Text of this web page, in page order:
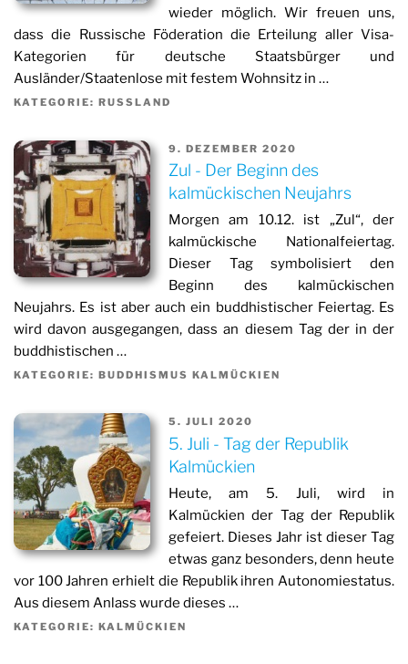
wieder möglich. Wir freuen uns,
dass die Russische Föderation die Erteilung aller Visa-
Kategorien für deutsche Staatsbürger und
Ausländer/Staatenlose mit festem Wohnsitz in …
KATEGORIE: RUSSLAND
9. DEZEMBER 2020
Zul - Der Beginn des
kalmückischen Neujahrs
Morgen am 10.12. ist „Zul“, der
kalmückische Nationalfeiertag.
Dieser Tag symbolisiert den
Beginn des kalmückischen
Neujahrs. Es ist aber auch ein buddhistischer Feiertag. Es
wird davon ausgegangen, dass an diesem Tag der in der
buddhistischen …
KATEGORIE: BUDDHISMUS KALMÜCKIEN
5. JULI 2020
5. Juli - Tag der Republik
Kalmückien
Heute, am 5. Juli, wird in
Kalmückien der Tag der Republik
gefeiert. Dieses Jahr ist dieser Tag
etwas ganz besonders, denn heute
vor 100 Jahren erhielt die Republik ihren Autonomiestatus.
Aus diesem Anlass wurde dieses …
KATEGORIE: KALMÜCKIEN